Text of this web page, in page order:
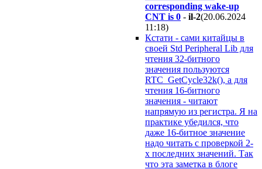
corresponding wake-up
CNT is 0 - il-2(20.06.2024
11:18)
Кстати - сами китайцы в
своей Std Peripheral Lib для
чтения 32-битного
значения пользуются
RTC_GetCycle32k(), а для
чтения 16-битного
значения - читают
напрямую из регистра. Я на
практике убедился, что
даже 16-битное значение
надо читать с проверкой 2-
х последних значений. Так
что эта заметка в блоге